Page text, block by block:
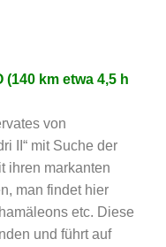
km etwa 4,5 h
von
II“ mit Suche der
ihren markanten
man findet hier
etc. Diese
und führt auf